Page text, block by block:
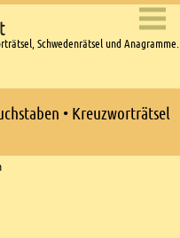
Schwedenrätsel und Anagramme.
• Kreuzworträtsel